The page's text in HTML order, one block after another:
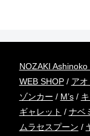
NOZAKI
WEB SHOP/ アオ
ゾンカー / M’s/
ギャレット / ナベ
ムラセスプーン /